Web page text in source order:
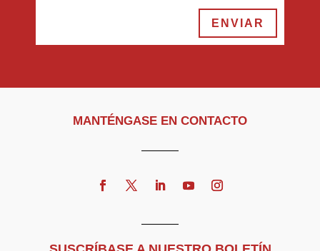
ENVIAR
MANTÉNGASE EN CONTACTO